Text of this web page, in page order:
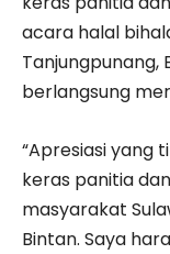
acara halal
Tanjungpunang,
berlangsung
“Apresiasi yang
keras panitia
masyarakat
Bintan. Saya